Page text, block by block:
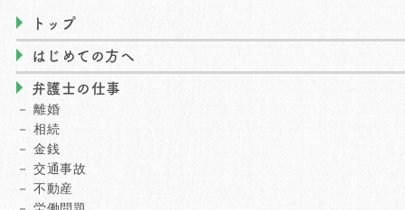
トップ
はじめての方へ
弁護士の仕事
離婚
相続
金銭
交通事故
不動産